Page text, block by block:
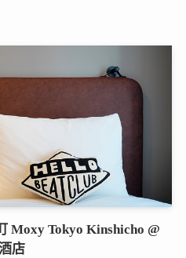
Moxy Tokyo Kinshicho @
店